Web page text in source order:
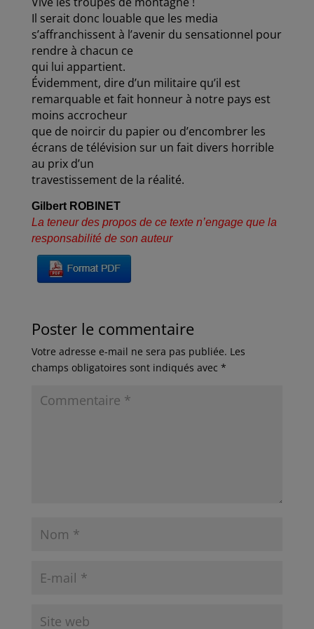
Il serait donc louable que les media
s’affranchissent à l’avenir du sensationnel pour
rendre à chacun ce
qui lui appartient.
Évidemment, dire d’un militaire qu’il est
remarquable et fait honneur à notre pays est
moins accrocheur
que de noircir du papier ou d’encombrer les
écrans de télévision sur un fait divers horrible
au prix d’un
travestissement de la réalité.
Gilbert ROBINET
La teneur des propos de ce texte n’engage que la
responsabilité de son auteur
Poster le commentaire
Votre adresse e-mail ne sera pas publiée. Les
champs obligatoires sont indiqués avec *